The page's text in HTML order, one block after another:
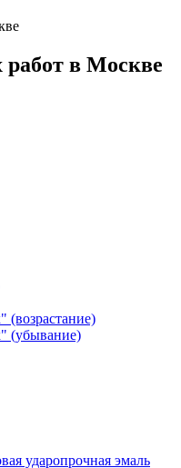
в Москве
(возрастание)
(убывание)
ударопрочная эмаль